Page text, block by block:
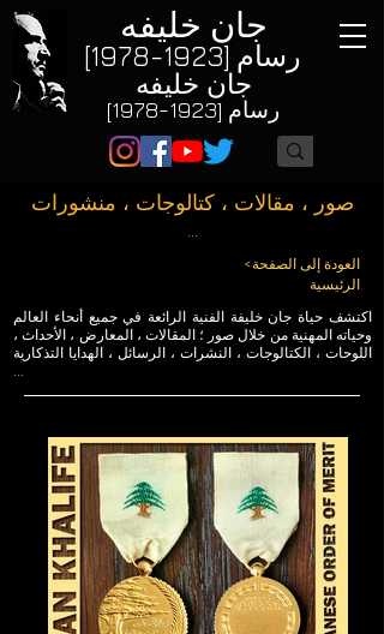
جان خليفه
رسام [1923-1978]
جان خليفه
رسام [1923-1978]
صور ، مقالات ، كتالوجات ، منشورات
<العودة إلى الصفحة
الرئيسية
اكتشف حياة جان خليفة الفنية الرائعة في جميع أنحاء العالم
وحياته المهنية من خلال صور ؛ المقالات ، المعارض ، الأحداث ،
اللوحات ، الكتالوجات ، النشرات ، الرسائل ، الهدايا التذكارية
...